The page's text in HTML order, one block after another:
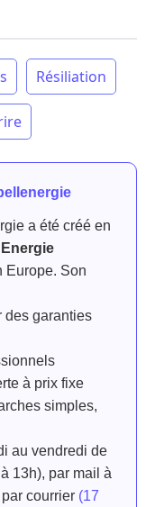
Résiliation
a été créé en
Energie
Europe. Son
des garanties
à prix fixe
simples,
au vendredi de
13h), par mail à
courrier (17